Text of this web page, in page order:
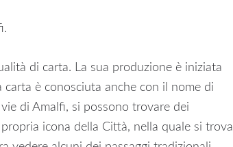
di carta. La sua produzione è iniziata
è conosciuta anche con il nome di
di Amalfi, si possono trovare dei
icona della Città, nella quale si trova